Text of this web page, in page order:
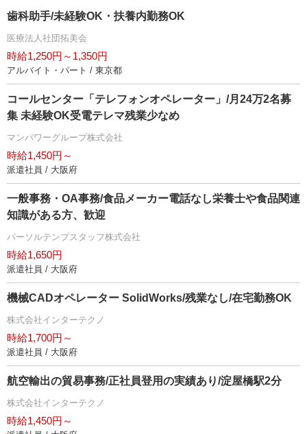
歯科助手/未経験OK・扶養内勤務OK
医療法人社団拓美会
時給1,250円～1,350円
アルバイト・パート / 東京都
コールセンター「テレフォンオペレーター」/月24万2名募
集 未経験OK受電テレマ残業少なめ
マンパワーグループ株式会社
時給1,450円～
派遣社員 / 大阪府
一般事務・OA事務/食品メーカー電話なし栄養士や食品関連
知識がある方、歓迎
パーソルテンプスタッフ株式会社
時給1,650円
派遣社員 / 大阪府
機械CADオペレーター SolidWorks/残業なし/在宅勤務OK
株式会社インターテクノ
時給1,700円～
派遣社員 / 大阪府
航空輸出の貿易事務/正社員登用の実績あり/淀屋橋駅2分
株式会社インターテクノ
時給1,450円～